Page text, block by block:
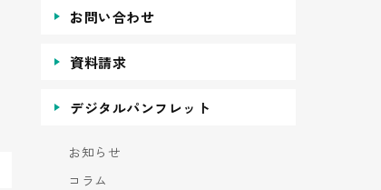
お問い合わせ
資料請求
デジタルパンフレット
お知らせ
コラム